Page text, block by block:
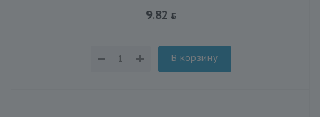
9.82
В корзину